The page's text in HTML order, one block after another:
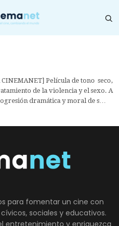
CINEMANET] Película de tono seco,
de la violencia y el sexo. A
dramática y moral de s…
para fomentar un cine con
sociales y educativos.